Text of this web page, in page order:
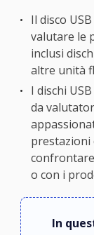
Il disco
valutare le
inclusi
altre unità
I dischi
da
prestazioni
o con i
In